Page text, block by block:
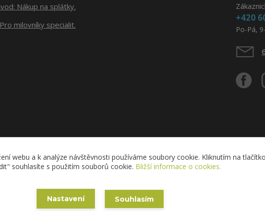
Nákup na splátky.
milovníky specialit.
+420
Po-Pá,
Upravit sběr cookies.
Copyright © 2020 ESAM - Eva Skřižovská
webu a k analýze návštěvnosti používáme soubory cookie. Kliknutím na tlačítko
souhlasíte s použitím souborů cookie. Bližší informace o cookies.
Nastavení Souhlasím